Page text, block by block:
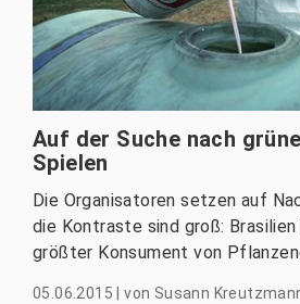
Auf der Suche nach
Spielen
Die Organisatoren setzen auf
die Kontraste sind groß:
größter Konsument von
05.06.2015 |von Susann